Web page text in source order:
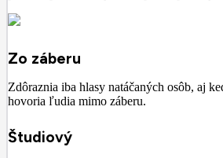
Zo záberu
Zdôraznia iba hlasy natáčaných osôb, aj
hovoria ľudia mimo záberu.
Študiový